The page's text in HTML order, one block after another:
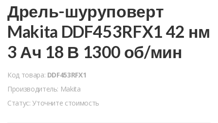
Дрель-шуруповерт
Makita DDF453RFX1 42 нм
3 Ач 18 В 1300 об/мин
Код товара: DDF453RFX1
Производитель: Makita
Статус: Уточните стоимость